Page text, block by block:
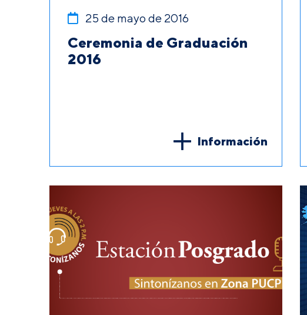
25 de mayo de 2016
Ceremonia de Graduación
2016
Información